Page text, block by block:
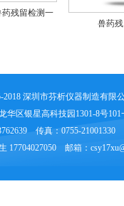
药残留检测一
兽药
2018 深圳市芬析仪器制造有
华区银星高科技园1301-8号101
传真：0755-21001330
17704027050 邮箱：